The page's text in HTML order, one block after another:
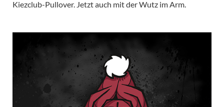
Kiezclub-Pullover. Jetzt auch mit der Wutz im Arm.